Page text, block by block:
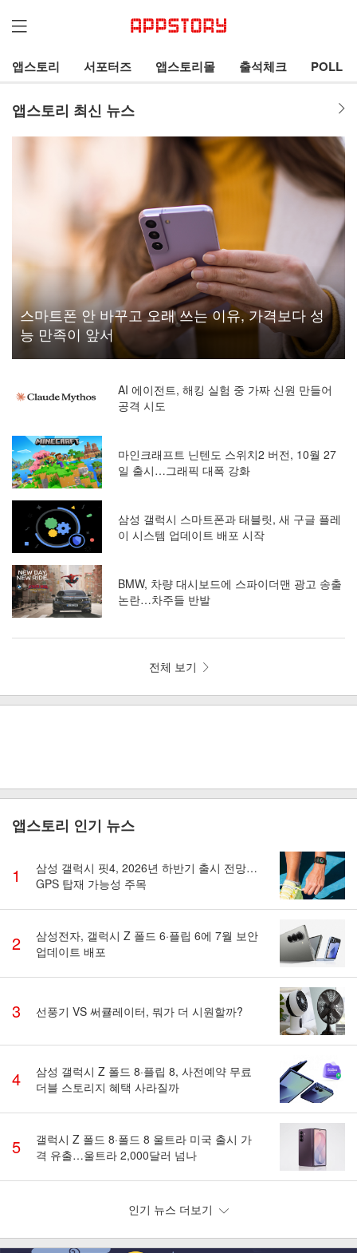
앱스토리 서포터즈 앱스토리몰 출석체크 POLL
앱스토리 최신 뉴스
스마트폰 안 바꾸고 오래 쓰는 이유, 가격보다 성
능 만족이 앞서
AI 에이전트, 해킹 실험 중 가짜 신원 만들어
공격 시도
마인크래프트 닌텐도 스위치2 버전, 10월 27
일 출시…그래픽 대폭 강화
삼성 갤럭시 스마트폰과 태블릿, 새 구글 플레
이 시스템 업데이트 배포 시작
BMW, 차량 대시보드에 스파이더맨 광고 송출
논란…차주들 반발
전체 보기
앱스토리 인기 뉴스
1
삼성 갤럭시 핏4, 2026년 하반기 출시 전망…
GPS 탑재 가능성 주목
2
삼성전자, 갤럭시 Z 폴드 6·플립 6에 7월 보안
업데이트 배포
3 선풍기 VS 써큘레이터, 뭐가 더 시원할까?
4
삼성 갤럭시 Z 폴드 8·플립 8, 사전예약 무료
더블 스토리지 혜택 사라질까
5
갤럭시 Z 폴드 8·폴드 8 울트라 미국 출시 가
격 유출…울트라 2,000달러 넘나
인기 뉴스 더보기